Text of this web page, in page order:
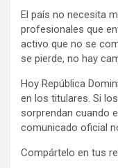
El país no necesita
profesionales que
activo que no se
se pierde, no hay
Hoy República
en los titulares. Si
sorprendan cuando
comunicado oficial
Compártelo en tus